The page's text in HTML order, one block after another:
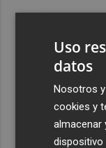
Uso
datos
Nosotros
cookies y
almacenar
dispositivo